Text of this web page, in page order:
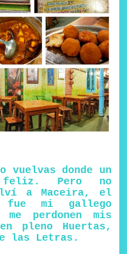
vuelvas donde un
Pero no
a Maceira, el
mi gallego
perdonen mis
pleno Huertas,
las Letras.